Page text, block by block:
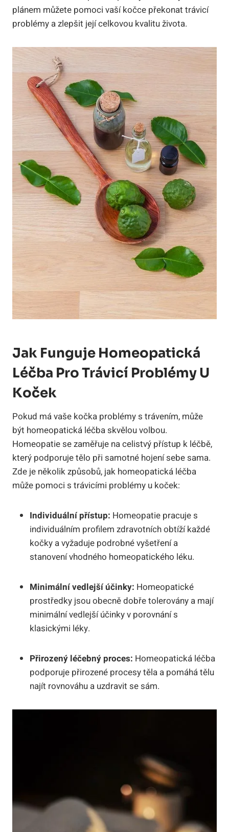
plánem můžete pomoci vaší ‍kočce překonat ⁢trávicí
⁢problémy a zlepšit její celkovou ​kvalitu života.
Jak Funguje⁤ Homeopatická
Léčba⁤ Pro Trávicí ⁢problémy U
Koček
Pokud má vaše kočka problémy s ⁤trávením, ‍může
být homeopatická léčba skvělou volbou.
Homeopatie se ‍zaměřuje na celistvý přístup⁢ k léčbě,
‍který podporuje tělo⁤ při ‌samotné hojení sebe sama.
Zde je několik způsobů,​ jak homeopatická léčba
může pomoci s⁢ trávicími⁢ problémy u koček:
Individuální přístup: Homeopatie pracuje s⁢
individuálním profilem zdravotních obtíží každé
kočky ​a vyžaduje podrobné vyšetření ⁤a
stanovení vhodného homeopatického ⁣léku.
Minimální vedlejší účinky: Homeopatické⁢
prostředky jsou obecně dobře ⁣tolerovány a mají
‌minimální vedlejší účinky​ v‌ porovnání s
klasickými léky.
Přirozený léčebný proces: ⁤Homeopatická léčba
podporuje přirozené procesy těla ‍a pomáhá tělu
najít rovnováhu a ‌uzdravit se ‌sám.